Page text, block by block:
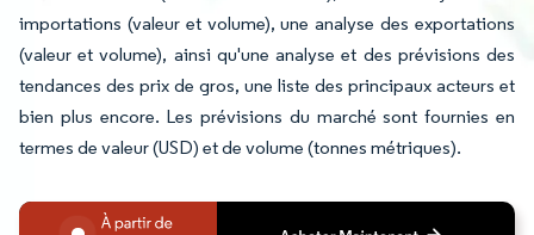
importations (valeur et volume), une analyse des exportations
(valeur et volume), ainsi qu'une analyse et des prévisions des
tendances des prix de gros, une liste des principaux acteurs et
bien plus encore. Les prévisions du marché sont fournies en
termes de valeur (USD) et de volume (tonnes métriques).